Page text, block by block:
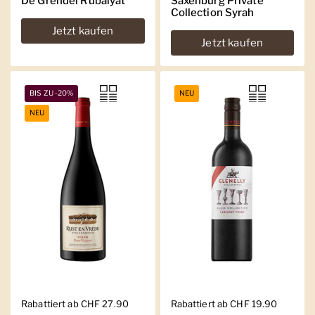
Jetzt kaufen
Collection Syrah
Jetzt kaufen
Regulärer Preis
Rabattiert ab CHF 27.90
BIS ZU -20%
NEU
Regulärer Preis
Rabattiert ab CHF 19.90
NEU